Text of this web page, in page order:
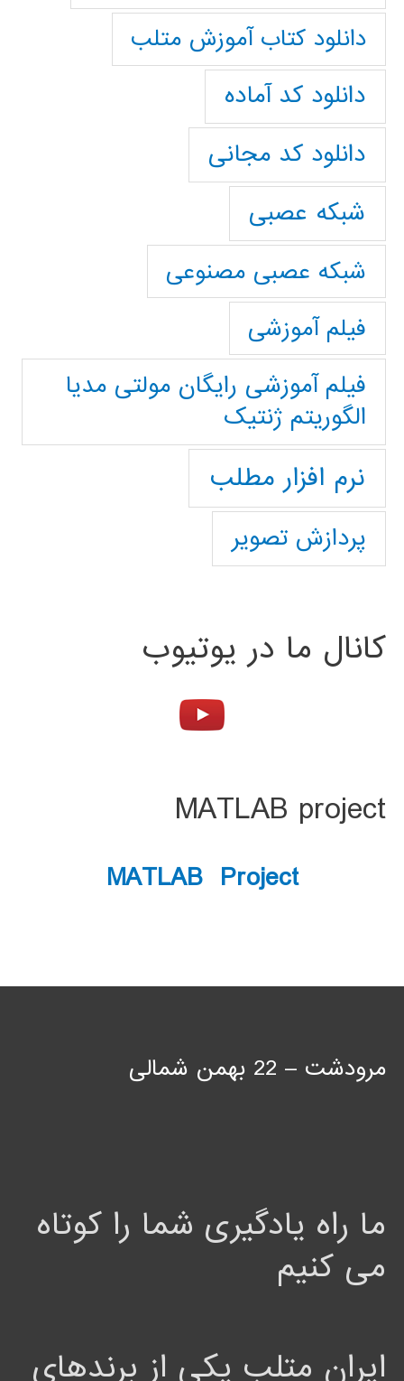
دانلود کتاب آموزش متلب
دانلود کد آماده
دانلود کد مجانی
شبکه عصبی
شبکه عصبی مصنوعی
فیلم آموزشی
فیلم آموزشی رایگان مولتی مدیا
الگوریتم ژنتیک
نرم افزار مطلب
پردازش تصویر
کانال ما در یوتیوب
MATLAB project
MATLAB Project
مرودشت – 22 بهمن شمالی
ما راه یادگیری شما را کوتاه
می کنیم
ایران متلب یکی از برندهای